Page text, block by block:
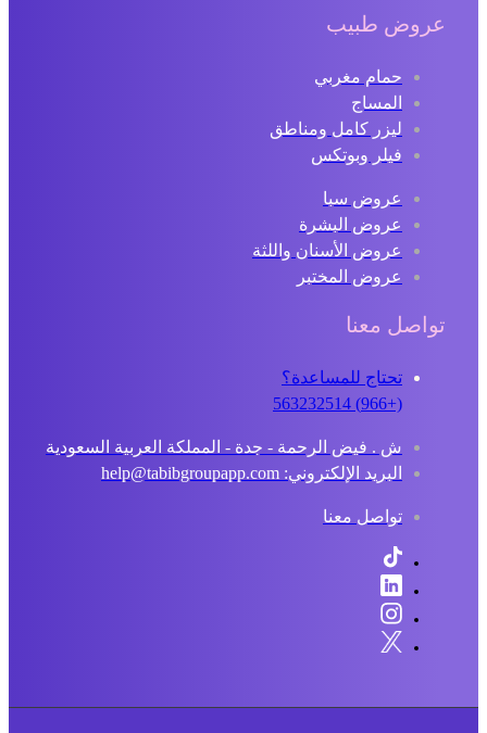
عروض طبيب
حمام مغربي
المساج
ليزر كامل ومناطق
فيلر وبوتكس
عروض سبا
عروض البشرة
عروض الأسنان واللثة
عروض المختبر
تواصل معنا
تحتاج للمساعدة؟
ش . فيض الرحمة - جدة - المملكة العربية السعودية
البريد الإلكتروني: help@tabibgroupapp.com
تواصل معنا